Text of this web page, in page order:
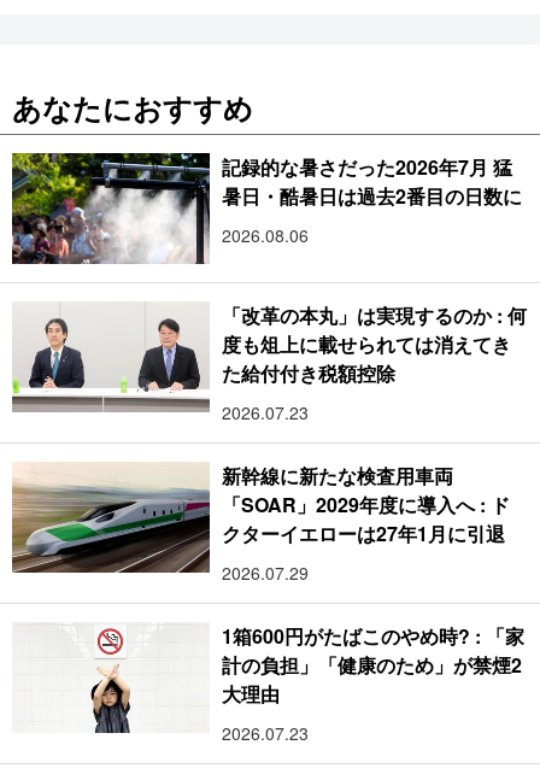
あなたにおすすめ
記録的な暑さだった2026年7月 猛
暑日・酷暑日は過去2番目の日数に
2026.08.06
「改革の本丸」は実現するのか : 何
度も俎上に載せられては消えてき
た給付付き税額控除
2026.07.23
新幹線に新たな検査用車両
「SOAR」2029年度に導入へ : ド
クターイエローは27年1月に引退
2026.07.29
1箱600円がたばこのやめ時? : 「家
計の負担」「健康のため」が禁煙2
大理由
2026.07.23